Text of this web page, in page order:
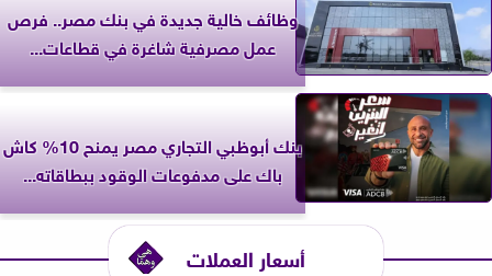
وظائف خالية جديدة في بنك مصر.. فرص
عمل مصرفية شاغرة في قطاعات...
بنك أبوظبي التجاري مصر يمنح 10% كاش
باك على مدفوعات الوقود ببطاقاته...
أسعار العملات